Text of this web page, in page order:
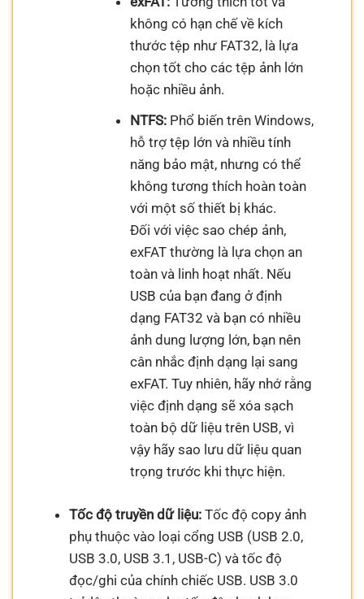
không có hạn chế về kích
thước tệp như FAT32, là lựa
chọn tốt cho các tệp ảnh lớn
hoặc nhiều ảnh.
NTFS:Phổ biến trên Windows,
hỗ trợ tệp lớn và nhiều tính
năng bảo mật, nhưng có thể
không tương thích hoàn toàn
với một số thiết bị khác.
Đối với việc sao chép ảnh,
exFAT thường là lựa chọn an
toàn và linh hoạt nhất. Nếu
USB của bạn đang ở định
dạng FAT32 và bạn có nhiều
ảnh dung lượng lớn, bạn nên
cân nhắc định dạng lại sang
exFAT. Tuy nhiên, hãy nhớ rằng
việc định dạng sẽ xóa sạch
toàn bộ dữ liệu trên USB, vì
vậy hãy sao lưu dữ liệu quan
trọng trước khi thực hiện.
Tốc độ truyền dữ liệu:Tốc độ copy ảnh
phụ thuộc vào loại cổng USB (USB 2.0,
USB 3.0, USB 3.1, USB-C) và tốc độ
đọc/ghi của chính chiếc USB. USB 3.0